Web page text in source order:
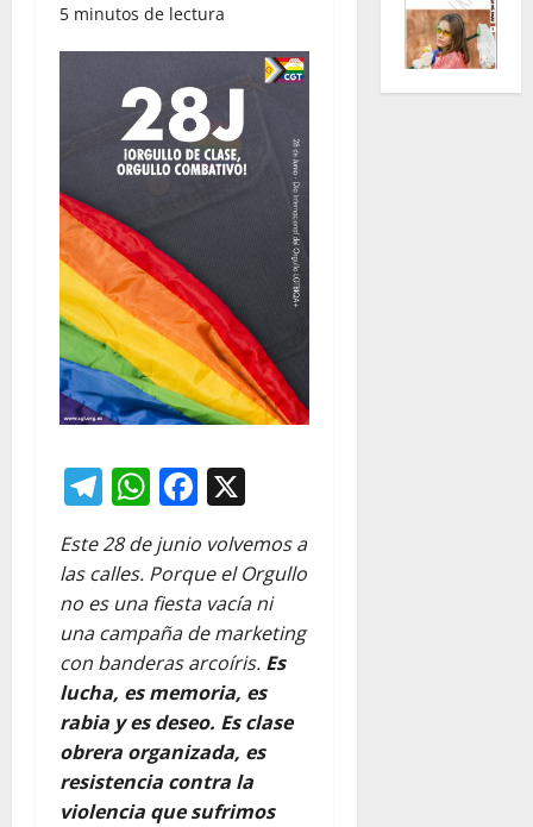
5 minutos de lectura
Telegram
WhatsApp
Facebook
Este 28 de junio volvemos a
las calles. Porque el Orgullo
no es una fiesta vacía ni
una campaña de marketing
con banderas arcoíris. Es
lucha, es memoria, es
rabia y es deseo. Es clase
obrera organizada, es
resistencia contra la
violencia que sufrimos